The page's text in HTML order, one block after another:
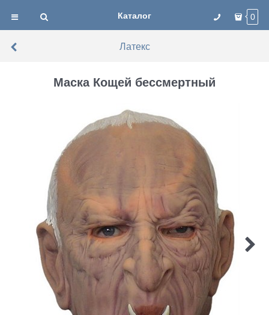
Каталог 0
Латекс
Маска Кощей бессмертный